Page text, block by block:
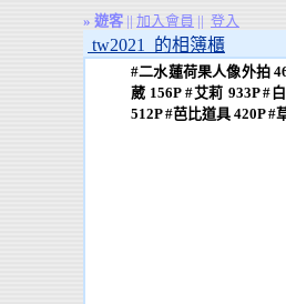
» 遊客 || 加入會員 || 登入
tw2021 的相簿櫃
#二水蓮荷果人像外拍
葳 156P #艾莉 933P #
512P #芭比道具 420P #